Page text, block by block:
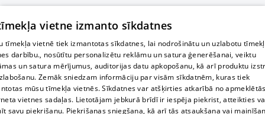
vietne izmanto sīkdatnes
tīmekļa vietnē tiek izmantotas sīkdatnes, lai nodrošinātu un uzlabotu
darbību., nosūtītu personalizētu reklāmu un satura ģenerēšanai, veiktu
un satura mērījumus, auditorijas datu apkopošanu, kā arī produktu
Zemāk sniedzam informāciju par visām sīkdatnēm, kuras tiek
mūsu tīmekļa vietnēs. Sīkdatnes var atšķirties atkarībā no
vietnes sadaļas. Lietotājam jebkurā brīdī ir iespēja piekrist, atteikties
savu piekrišanu. Piekrišanas sniegšana, kā arī tās atsaukšana vai